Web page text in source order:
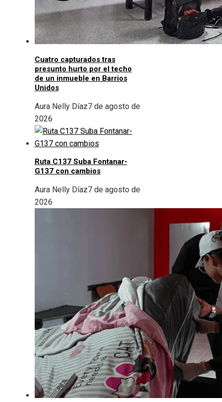
Cuatro capturados tras
presunto hurto por el techo
de un inmueble en Barrios
Unidos
Aura Nelly Díaz7 de agosto de
2026
Ruta C137 Suba Fontanar-
G137 con cambios
Aura Nelly Díaz7 de agosto de
2026